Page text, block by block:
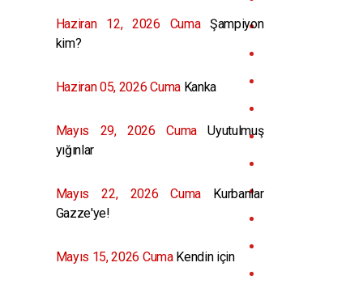
Haziran 12, 2026 CumaŞampiyon
kim?
Haziran 05, 2026 CumaKanka
Mayıs 29, 2026 CumaUyutulmuş
yığınlar
Mayıs 22, 2026 Cuma Kurbanlar
Gazze'ye!
Mayıs 15, 2026 CumaKendin için